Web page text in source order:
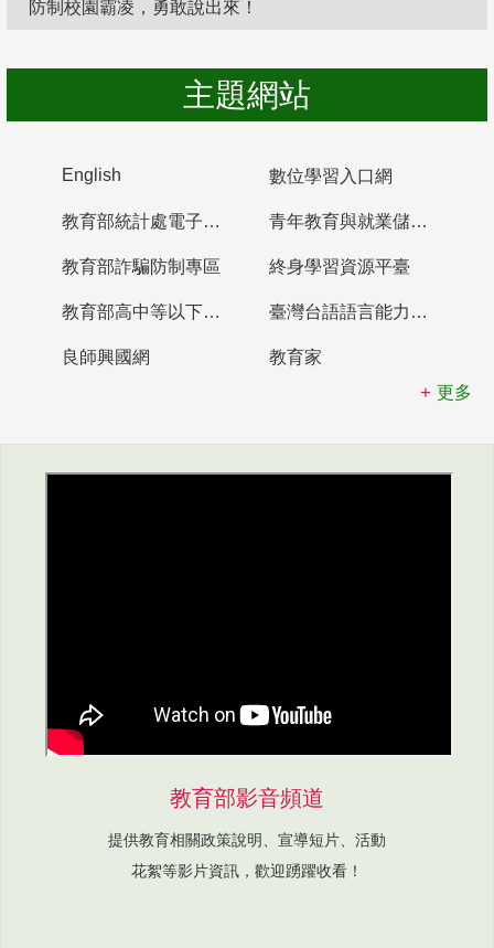
防制校園霸凌，勇敢說出來！
主題網站
English 數位學習入口網
教育部統計處電子書櫃 青年教育與就業儲蓄帳戶
教育部詐騙防制專區 終身學習資源平臺
教育部高中等以下學校及幼兒園教師資格檢定考試 臺灣台語語言能力認證網站
良師興國網
教育家
更多
教育部影音頻道
提供教育相關政策說明、宣導短片、活動
花絮等影片資訊，歡迎踴躍收看！